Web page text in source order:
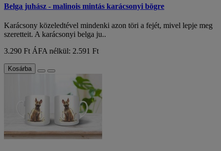
Belga juhász - malinois mintás karácsonyi bögre
Karácsony közeledtével mindenki azon töri a fejét, mivel lepje meg
szeretteit. A karácsonyi belga ju..
3.290 Ft ÁFA nélkül: 2.591 Ft
Kosárba